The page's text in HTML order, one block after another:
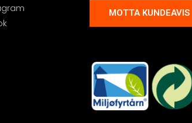
MOTTA KUNDEAVIS